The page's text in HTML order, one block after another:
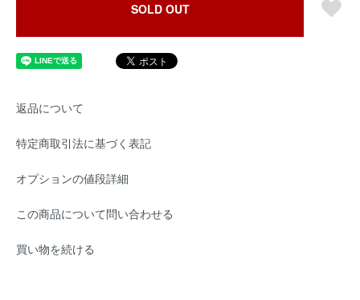
SOLD OUT
返品について
特定商取引法に基づく表記
オプションの値段詳細
この商品について問い合わせる
買い物を続ける